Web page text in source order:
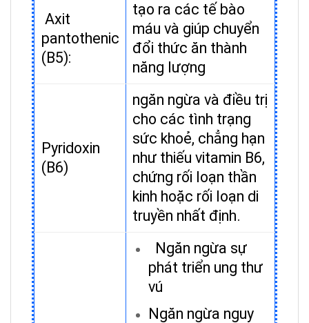
Axit
pantothenic
(B5):
tạo ra các tế bào
máu và giúp chuyển
đổi thức ăn thành
năng lượng
Pyridoxin
(B6)
ngăn ngừa và điều trị
cho các tình trạng
sức khoẻ, chẳng hạn
như thiếu vitamin B6,
chứng rối loạn thần
kinh hoặc rối loạn di
truyền nhất định.
Ngăn ngừa sự
phát triển ung thư
vú
Ngăn ngừa nguy